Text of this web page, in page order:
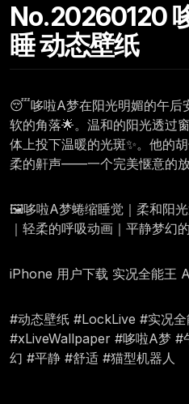
No.20260120
睡 动态壁纸
😴哆啦A梦在阳光明媚的午后
软的角落🌟。温和的阳光透过
体上投下温暖的光斑✨。他的
柔的鼾声——一个完美惬意的放
🖼️哆啦A梦蜷缩睡觉｜柔和阳
｜轻柔的呼吸动画｜平静梦幻的
iPhone 用户下载 实况全能王
#动态壁纸 #LockLive #实况
#xLiveWallpaper #哆啦A梦 #
幻 #平静 #舒适 #猫型机器人